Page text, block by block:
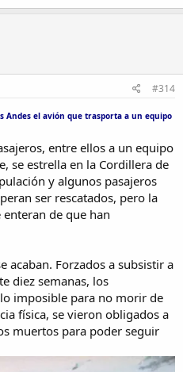
#314
Andes el avión que trasporta a un equipo
entre ellos a un equipo
se estrella en la Cordillera de
y algunos pasajeros
ser rescatados, pero la
de que han
acaban. Forzados a subsistir a
diez semanas, los
imposible para no morir de
física, se vieron obligados a
muertos para poder seguir